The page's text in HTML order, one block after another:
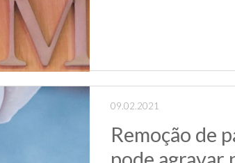
09.02.2021
Remoção de